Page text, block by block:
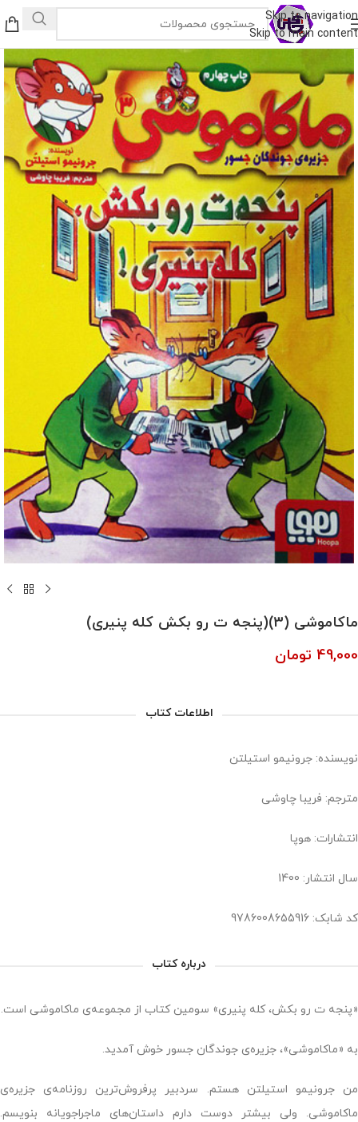
Skip to navigation
Skip to main content
ماکاموشی (3)(پنجه ت رو بکش کله پنیری)
49,000 تومان
اطلاعات کتاب
نویسنده: جرونیمو استیلتن
مترجم: فریبا چاوشی
انتشارات: هوپا
سال انتشار: 1400
کد شابک: ‏‫9786008655916
درباره کتاب
«پنجه‌ ت رو بکش، کله پنیری» سومین کتاب از مجموعه‌ی ماکاموشی است.
به «ماکاموشی»، جزیره‌ی جوندگان جسور خوش آمدید.
من جرونیمو استیلتن هستم. سردبیر پرفروش‌ترین روزنامه‌ی جزیره‌ی
ماکاموشی. ولی بیشتر دوست دارم داستان‌های ماجراجویانه بنویسم.